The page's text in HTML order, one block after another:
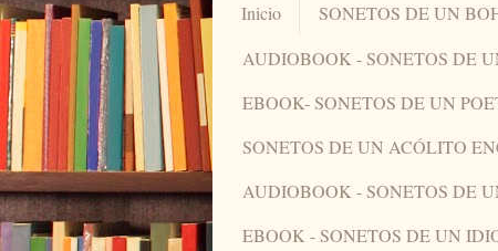
Inicio SONETOS DE UN
AUDIOBOOK - SONETOS DE
EBOOK- SONETOS DE UN
SONETOS DE UN ACÓLITO
AUDIOBOOK - SONETOS DE
EBOOK - SONETOS DE UN